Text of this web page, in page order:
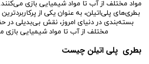
بطری‌های پلی‌اتیلن، به عنوان یکی از
بسته‌بندی در دنیای امروز، نقش بی‌بدیلی در
مختلف از آب تا مواد شیمیایی بازی
بطری پلی اتیلن چیست